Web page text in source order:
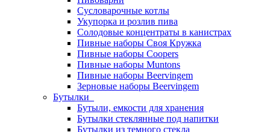
Сусловарочные котлы
Укупорка и розлив пива
Солодовые концентраты в канистрах
Пивные наборы Своя Кружка
Пивные наборы Coopers
Пивные наборы Muntons
Пивные наборы Beervingem
Зерновые наборы Beervingem
Бутылки
Бутыли, емкости для хранения
Бутылки стеклянные под напитки
Бутылки из темного стекла